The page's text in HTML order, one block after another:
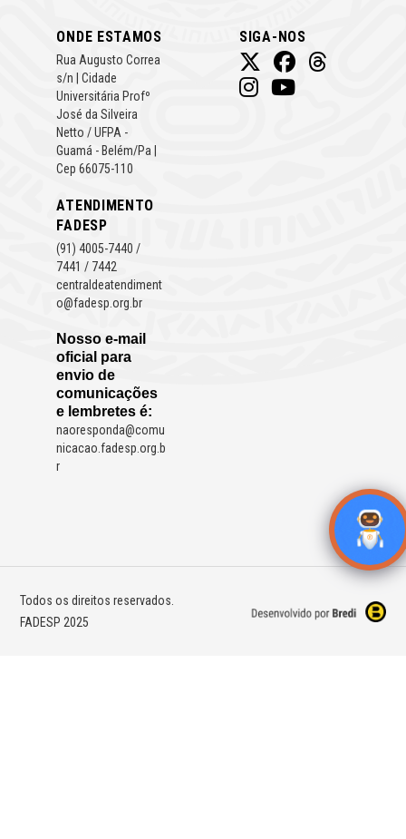
ONDE ESTAMOS
Rua Augusto Correa
s/n | Cidade
Universitária Profº
José da Silveira
Netto / UFPA -
Guamá - Belém/Pa |
Cep 66075-110
ATENDIMENTO
FADESP
(91) 4005-7440 /
7441 / 7442
centraldeatendiment
o@fadesp.org.br
Nosso e-mail
oficial para
envio de
comunicações
e lembretes é:
naoresponda@comu
nicacao.fadesp.org.b
r
SIGA-NOS
Todos os direitos reservados.
FADESP 2025